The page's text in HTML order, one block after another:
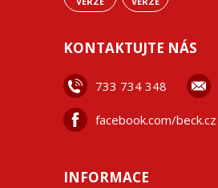
KONTAKTUJTE NÁS
733 734 348
facebook.com/beck.cz
INFORMACE